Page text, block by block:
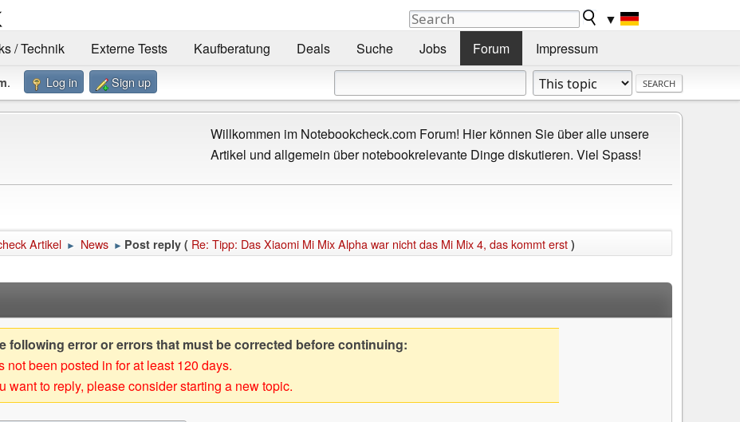
▼
/ Technik Externe Tests Kaufberatung Deals Suche Jobs Forum Impressum
. Log in Sign up
Willkommen im Notebookcheck.com Forum! Hier können Sie über alle unsere
Artikel und allgemein über notebookrelevante Dinge diskutieren. Viel Spass!
Artikel ► News ► Post reply ( Re: Tipp: Das Xiaomi Mi Mix Alpha war nicht das Mi Mix 4, das kommt erst )
following error or errors that must be corrected before continuing:
not been posted in for at least 120 days.
want to reply, please consider starting a new topic.